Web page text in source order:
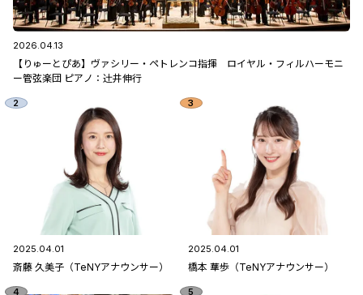
2026.04.13
【りゅーとぴあ】ヴァシリー・ペトレンコ指揮 ロイヤル・フィルハーモニ
ー管弦楽団 ピアノ：辻󠄀井伸行
2025.04.01
斎藤 久美子（TeNYアナウンサー）
2025.04.01
橋本 華歩（TeNYアナウンサー）